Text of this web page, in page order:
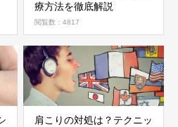
療方法を徹底解説
閲覧数：4817
肩こりの対処は？テクニッ